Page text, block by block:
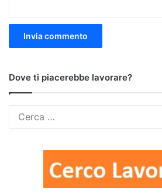
Dove ti piacerebbe lavorare?